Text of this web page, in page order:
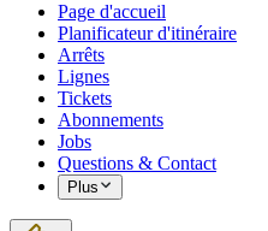
Page d'accueil
Planificateur d'itinéraire
Arrêts
Lignes
Tickets
Abonnements
Jobs
Questions & Contact
Plus